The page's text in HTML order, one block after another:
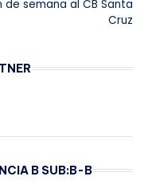
de semana al CB Santa
Cruz
B SUB:B-B